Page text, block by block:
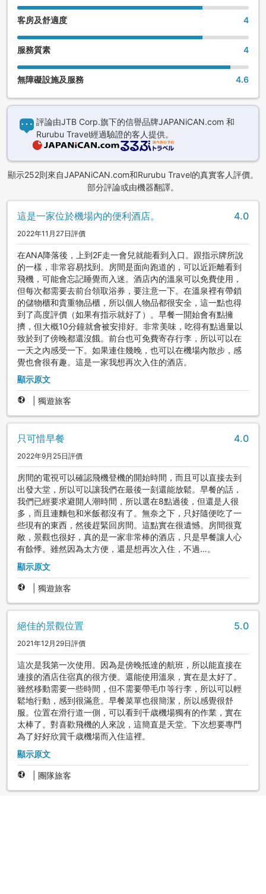
費。(必須另付費)
※未滿18歲者，必須有家長同行才可使用浴場。
※新千歲機場溫泉禁止攜帶飲食入內。
※基於衛生考量，還在使用尿布的幼兒恕無法使用浴場。
客房及舒適度 4
服務質素 4
無障礙設施及服務 4.6
評論由JTB Corp.旗下的信譽品牌JAPANiCAN.com 和
Rurubu Travel經過驗證的客人提供。
顯示252則來自JAPANiCAN.com和Rurubu Travel的真實客人評價。
部分評論或由機器翻譯。
這是一家位於機場內的便利酒店。 4.0
2022年11月27日評價
在ANA降落後，上到2F走一會兒就能看到入口。跟指示牌所說
的一樣，非常容易找到。房間是面向跑道的，可以近距離看到
飛機，可能會忘記睡覺而入迷。酒店內的溫泉可以免費使用，
但每次都需要去前台領取浴券，要注意一下。在溫泉裡有帶鎖
的儲物櫃和貴重物品櫃，所以個人物品都很安全，這一點也得
到了高度評價（如果有指示就好了）。早餐一開始會有點擁
擠，但大概10分鐘就會被安排好。非常美味，吃得有點過量以
致於到了傍晚都還沒餓。前台也可免費寄存行李，所以可以在
一天之內感受一下。如果連住幾晚，也可以在機場內散步，感
覺也會很有趣。這是一家我想再次入住的酒店。
顯示原文
獨遊旅客
只可惜早餐 4.0
2022年9月25日評價
房間的電視可以確認飛機登機的開始時間，而且可以直接去到
出發大堂，所以可以讓我們在最後一刻還能放鬆。早餐的話，
我們已經要求避開人潮時間，所以選在8點過後，但還是人很
多，而且連麵包和米飯都沒有了。無奈之下，只好隨便吃了一
些現有的東西，然後趕緊回房間。這點實在很遺憾。房間很寬
敞，景觀也很好，真的是一家非常棒的酒店，只是早餐讓人心
有餘悸。雖然因為太方便，還是想再次入住，不過…。
顯示原文
獨遊旅客
絕佳的景觀位置 5.0
2021年12月29日評價
這次是我第一次使用。因為是傍晚抵達的航班，所以能直接在
連接的酒店住宿真的很方便。還能使用溫泉，實在是太好了。
雖然移動需要一些時間，但不需要帶毛巾等行李，所以可以輕
鬆地行動，感到很滿意。早餐菜單也很簡潔，所以感覺很舒
服。位置在滑行道一側，可以看到千歳機場獨有的作業，實在
太棒了。對喜歡飛機的人來說，這簡直是天堂。下次想要專門
為了好好欣賞千歳機場而入住這裡。
顯示原文
團隊旅客